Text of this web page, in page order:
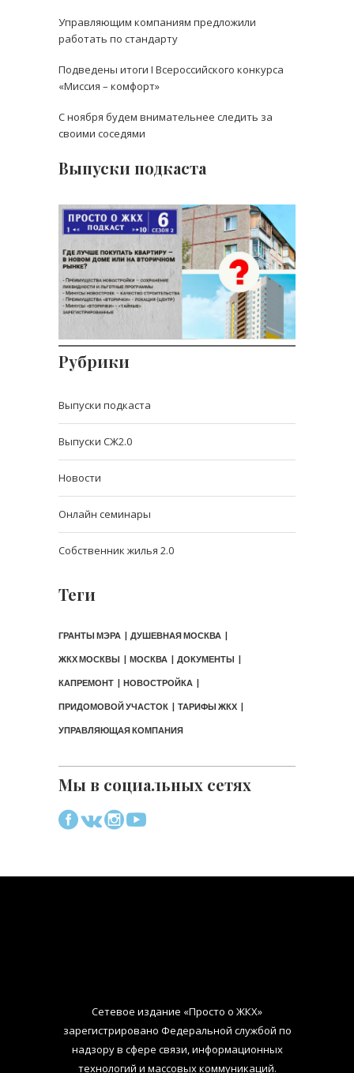
Управляющим компаниям предложили
работать по стандарту
Подведены итоги I Всероссийского конкурса
«Миссия – комфорт»
С ноября будем внимательнее следить за
своими соседями
Выпуски подкаста
Где лучше покупать
квартиру – в новом доме
или на вторичном
рынке? Разбираемся
вместе.
Рубрики
Выпуски подкаста
Выпуски СЖ2.0
Новости
Онлайн семинары
Собственник жилья 2.0
Теги
ГРАНТЫ МЭРА ДУШЕВНАЯ МОСКВА
ЖКХ МОСКВЫ МОСКВА ДОКУМЕНТЫ
КАПРЕМОНТ НОВОСТРОЙКА
ПРИДОМОВОЙ УЧАСТОК ТАРИФЫ ЖКХ
УПРАВЛЯЮЩАЯ КОМПАНИЯ
Мы в социальных сетях
Сетевое издание «Просто о ЖКХ»
зарегистрировано Федеральной службой по
надзору в сфере связи, информационных
технологий и массовых коммуникаций.